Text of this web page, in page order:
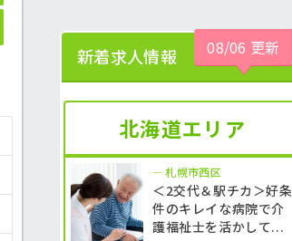
新着求人情報 08/06 更新
北海道エリア
札幌市西区
＜2交代＆駅チカ＞好条
件のキレイな病院で介
護福祉士を活かして...